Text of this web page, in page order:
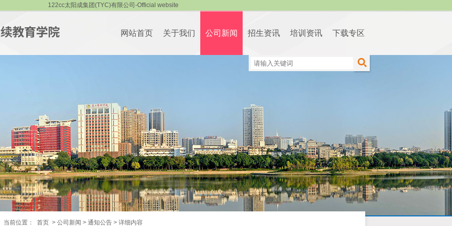
122cc太阳成集团(TYC)有限公司-Official website
网站首页 关于我们 公司新闻 招生资讯 培训资讯 下载专区
当前位置： 首页 > 公司新闻 > 通知公告 > 详细内容